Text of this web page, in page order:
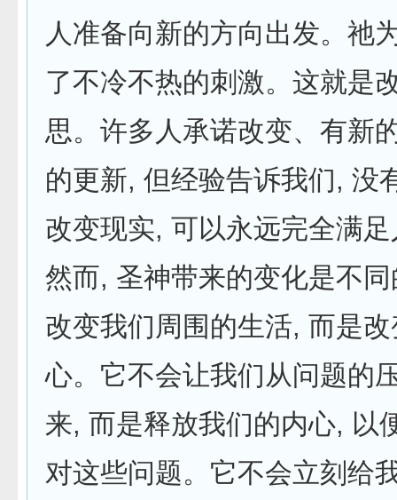
人准备向新的方向出发。祂
了不冷不热的刺激。这就是
思。许多人承诺改变、有新
的更新, 但经验告诉我们, 没
改变现实, 可以永远完全满
然而, 圣神带来的变化是不
改变我们周围的生活, 而是
心。它不会让我们从问题的
来, 而是释放我们的内心, 以
对这些问题。它不会立刻给